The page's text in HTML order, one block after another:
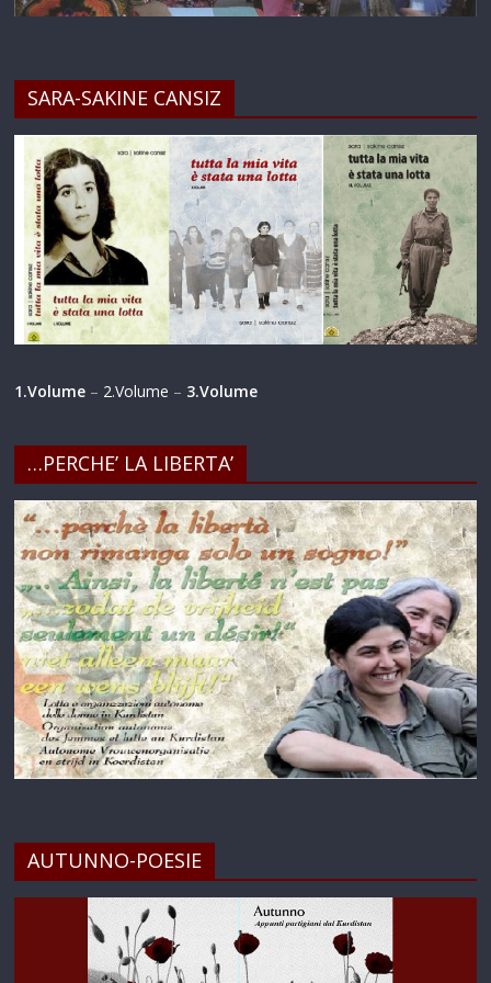
SARA-SAKINE CANSIZ
1.Volume – 2.Volume – 3.Volume
…PERCHE’ LA LIBERTA’
AUTUNNO-POESIE